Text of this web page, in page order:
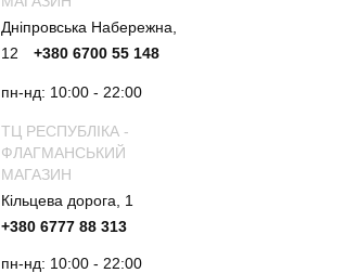
Дніпровська Набережна,
12
+380 6700 55 148
пн-нд: 10:00 - 22:00
ТЦ РЕСПУБЛІКА -
ФЛАГМАНСЬКИЙ
МАГАЗИН
Кільцева дорога, 1
+380 6777 88 313
пн-нд: 10:00 - 22:00